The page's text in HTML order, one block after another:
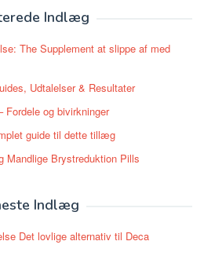
Indlæg
The Supplement at slippe af med
Udtalelser & Resultater
Fordele og bivirkninger
guide til dette tillæg
Mandlige Brystreduktion Pills
Indlæg
Det lovlige alternativ til Deca